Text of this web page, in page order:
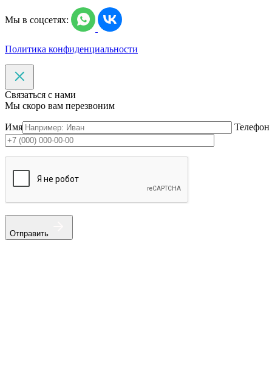
Мы в соцсетях:
Политика конфиденциальности
Связаться с нами
Мы скоро вам перезвоним
Имя Телефон
Отправить